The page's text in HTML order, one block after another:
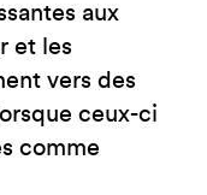
aux
et les
vers des
ceux-ci
comme